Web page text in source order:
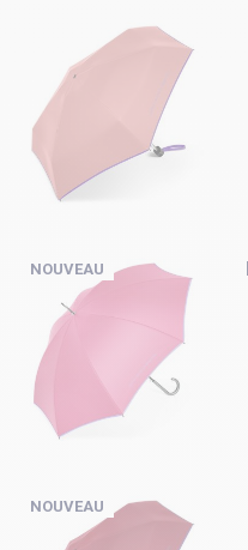
NOUVEAU
NOUVEAU